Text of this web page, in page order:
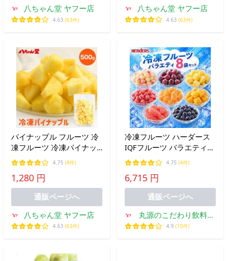
八ちゃん堂 ヤフー店
4.63 (63件)
八ちゃん堂 ヤフー店
4.63 (63件)
パイナップル フルーツ 冷
凍フルーツ 冷凍パイナッ
プル パイン 500g 業務用
スムージー デザート 大容
量 送料別 1sina お中元
4.75 (4件)
1,280 円
通販ページへ
八ちゃん堂 ヤフー店
4.63 (63件)
冷凍フルーツ ハーダース
IQFフルーツ バラエティ8
袋セット ピーチ グレープ
パイン ストロベリー マン
ゴー オレンジ グレープフ
ルーツ
4.75 (4件)
6,715 円
通販ページへ
丸源のこだわり飲料冷
凍品取扱店
4.9 (10件)